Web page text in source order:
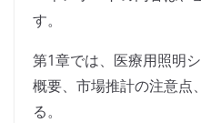
す。
第1章では、医療用照明
概要、市場推計の注意点
る。